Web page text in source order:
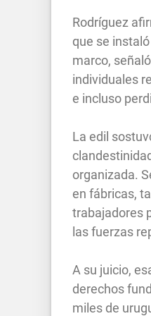
Rodríguez
que se
marco,
individuales
e incluso
La edil
organizada.
en fábricas,
trabajadores
las fuerzas
A su juicio,
derechos
miles de